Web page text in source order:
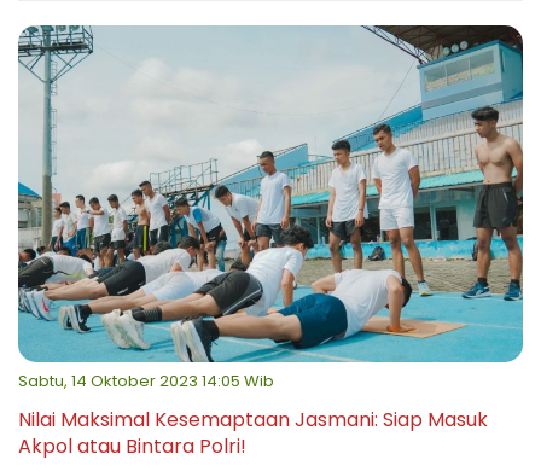
Sabtu, 14 Oktober 2023 14:05 Wib
Nilai Maksimal Kesemaptaan Jasmani: Siap Masuk
Akpol atau Bintara Polri!